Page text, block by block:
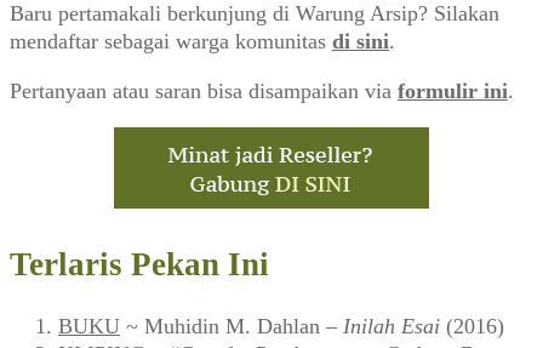
Baru pertamakali berkunjung di Warung Arsip? Silakan
mendaftar sebagai warga komunitas di sini.
Pertanyaan atau saran bisa disampaikan via formulir ini.
Terlaris Pekan Ini
BUKU ~ Muhidin M. Dahlan – Inilah Esai (2016)